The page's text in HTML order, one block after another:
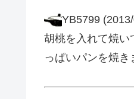
YB5799
胡桃を入れて焼い
っぱいパンを焼き